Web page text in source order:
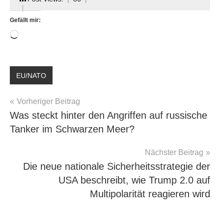
Gefällt mir:
Wird
Schlagwörter:
EU,
muss
weg,
Staat
EU/NATO
Beitragsnavigation
Vorheriger Beitrag
Was steckt hinter den Angriffen auf russische
Tanker im Schwarzen Meer?
Nächster Beitrag
Die neue nationale Sicherheitsstrategie der
USA beschreibt, wie Trump 2.0 auf
Multipolarität reagieren wird